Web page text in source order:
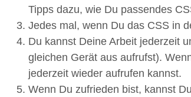
Tipps dazu, wie Du passendes
Jedes mal, wenn Du das CSS in
Du kannst Deine Arbeit jederzeit
gleichen Gerät aus aufrufst).
jederzeit wieder aufrufen kannst.
Wenn Du zufrieden bist, kannst